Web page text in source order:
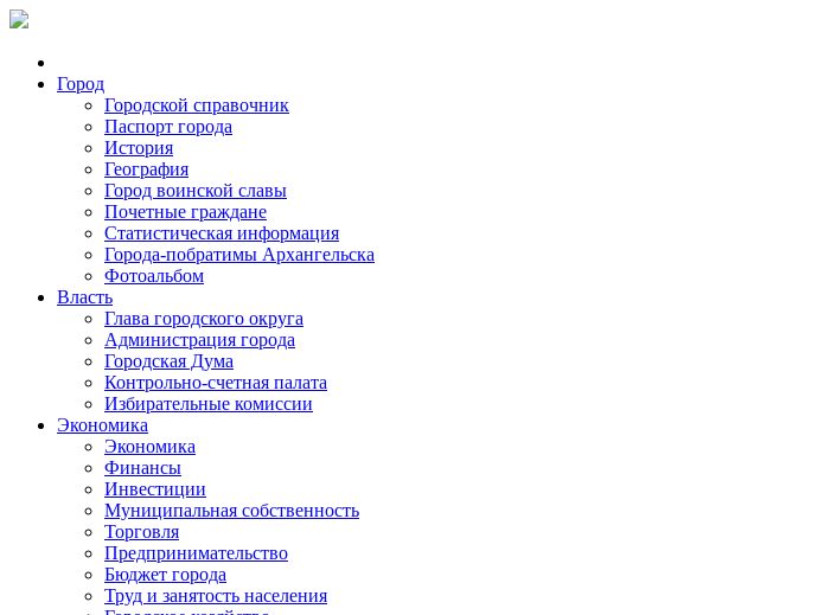
Город
Городской справочник
Паспорт города
История
География
Город воинской славы
Почетные граждане
Статистическая информация
Города-побратимы Архангельска
Фотоальбом
Власть
Глава городского округа
Администрация города
Городская Дума
Контрольно-счетная палата
Избирательные комиссии
Экономика
Экономика
Финансы
Инвестиции
Муниципальная собственность
Торговля
Предпринимательство
Бюджет города
Труд и занятость населения